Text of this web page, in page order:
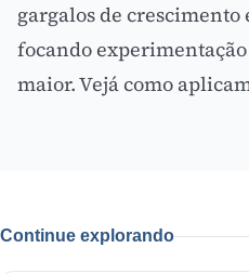
gargalos de
focando
maior.Vejá como
Continue explorando